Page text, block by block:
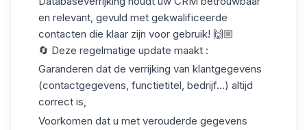
en relevant, gevuld met gekwalificeerde
contacten die klaar zijn voor gebruik! 🙌🏼
🔄 Deze regelmatige update maakt :
Garanderen dat de verrijking van klantgegevens
(contactgegevens, functietitel, bedrijf...) altijd
correct is,
Voorkomen dat u met verouderde gegevens